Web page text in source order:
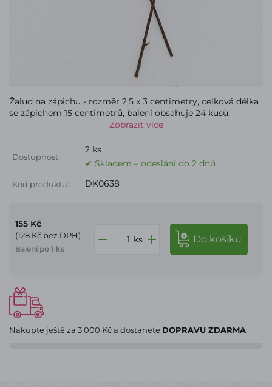
Žalud na zápichu - rozměr 2,5 x 3 centimetry, celková délka
se zápichem 15 centimetrů, balení obsahuje 24 kusů.
Zobrazit více
Dostupnost:
2 ks
✔ Skladem – odeslání do 2 dnů
Kód produktu: DK0638
155 Kč
(128 Kč bez DPH)
Balení po 1 ks
ks do košíku
Nakupte ještě za 3 000 Kča dostanete DOPRAVU ZDARMA.